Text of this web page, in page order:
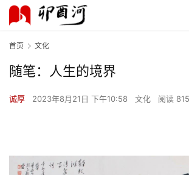
首页 文化
随笔：人生的境界
诚厚 2023年8月21日 下午10:58 文化 阅读